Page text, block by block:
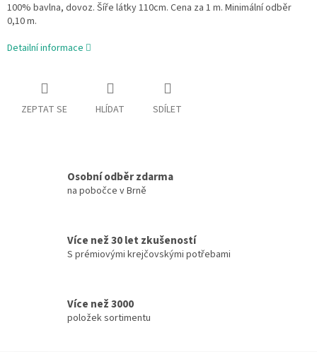
100% bavlna, dovoz. Šíře látky 110cm. Cena za 1 m. Minimální odběr
0,10 m.
Detailní informace
ZEPTAT SE HLÍDAT SDÍLET
Osobní odběr zdarma
na pobočce v Brně
Více než 30 let zkušeností
S prémiovými krejčovskými potřebami
Více než 3000
položek sortimentu